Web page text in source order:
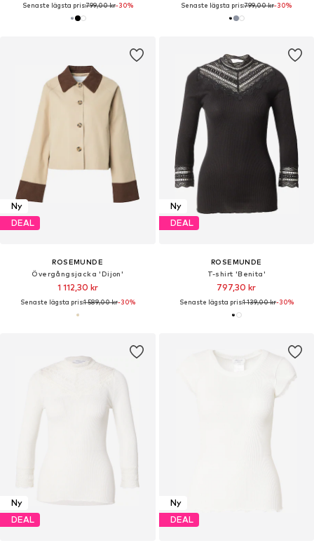
Senaste lägsta pris:799,00 kr-30% Senaste lägsta pris:799,00 kr-30%
Ny
DEAL
ROSEMUNDE
Övergångsjacka 'Dijon'
1 112,30 kr
Senaste lägsta pris:1 589,00 kr-30%
Ny
DEAL
ROSEMUNDE
T-shirt 'Benita'
797,30 kr
Senaste lägsta pris:1 139,00 kr-30%
Ny
DEAL
Ny
DEAL